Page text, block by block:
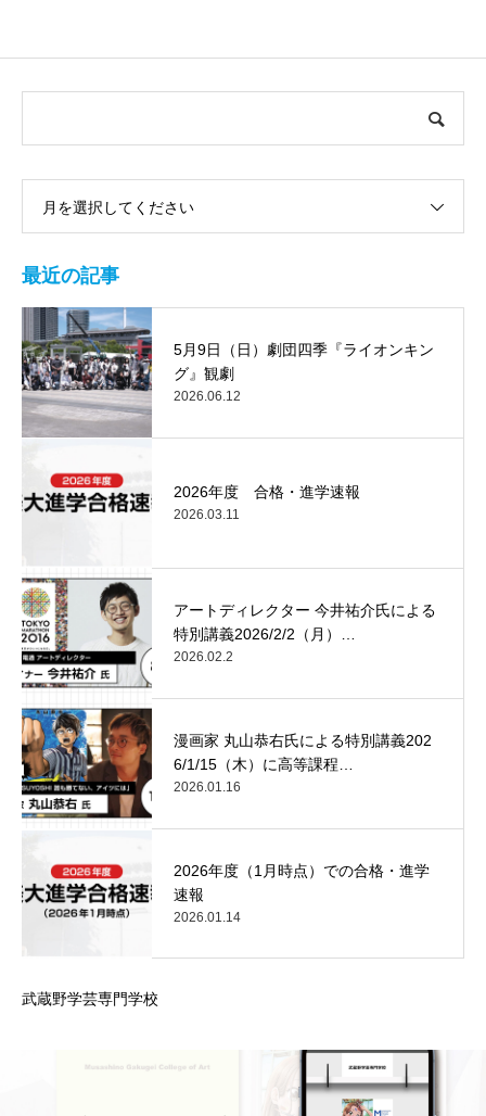
月を選択してください
最近の記事
5月9日（日）劇団四季『ライオンキン
グ』観劇
2026.06.12
2026年度 合格・進学速報
2026.03.11
アートディレクター 今井祐介氏による
特別講義2026/2/2（月）…
2026.02.2
漫画家 丸山恭右氏による特別講義202
6/1/15（木）に高等課程…
2026.01.16
2026年度（1月時点）での合格・進学
速報
2026.01.14
武蔵野学芸専門学校